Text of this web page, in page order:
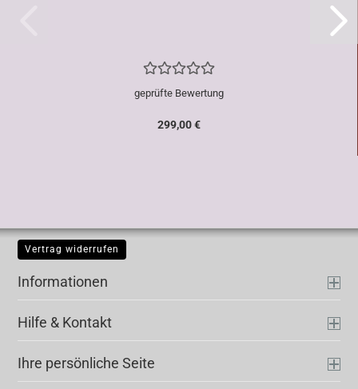
geprüfte Bewertung
299,00 €
Vertrag widerrufen
Informationen
Hilfe & Kontakt
Ihre persönliche Seite